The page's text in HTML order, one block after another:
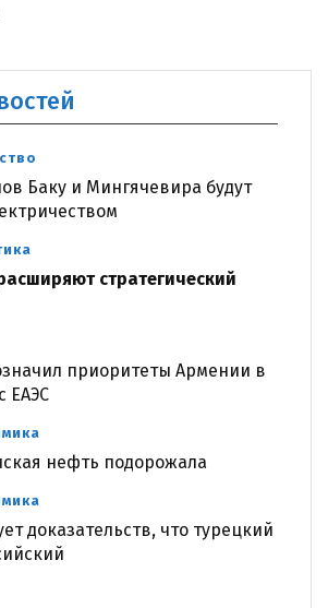
Баку и Мингячевира будут
стратегический
приоритеты Армении в
ЕАЭС
нефть подорожала
доказательств, что турецкий